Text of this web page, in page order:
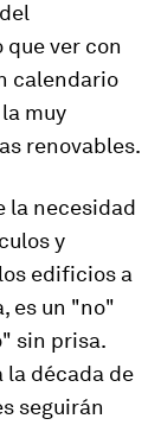
ver con
calendario
muy
renovables.
la necesidad
y
edificios a
es un "no"
sin prisa.
la década de
seguirán